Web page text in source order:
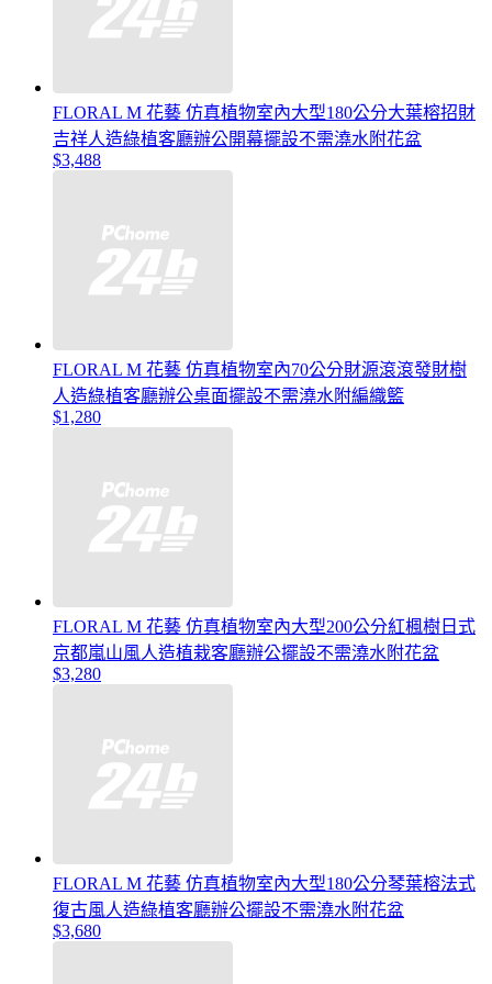
FLORAL M 花藝 仿真植物室內大型180公分大葉榕招財
吉祥人造綠植客廳辦公開幕擺設不需澆水附花盆
$3,488
FLORAL M 花藝 仿真植物室內70公分財源滾滾發財樹
人造綠植客廳辦公桌面擺設不需澆水附編織籃
$1,280
FLORAL M 花藝 仿真植物室內大型200公分紅楓樹日式
京都嵐山風人造植栽客廳辦公擺設不需澆水附花盆
$3,280
FLORAL M 花藝 仿真植物室內大型180公分琴葉榕法式
復古風人造綠植客廳辦公擺設不需澆水附花盆
$3,680